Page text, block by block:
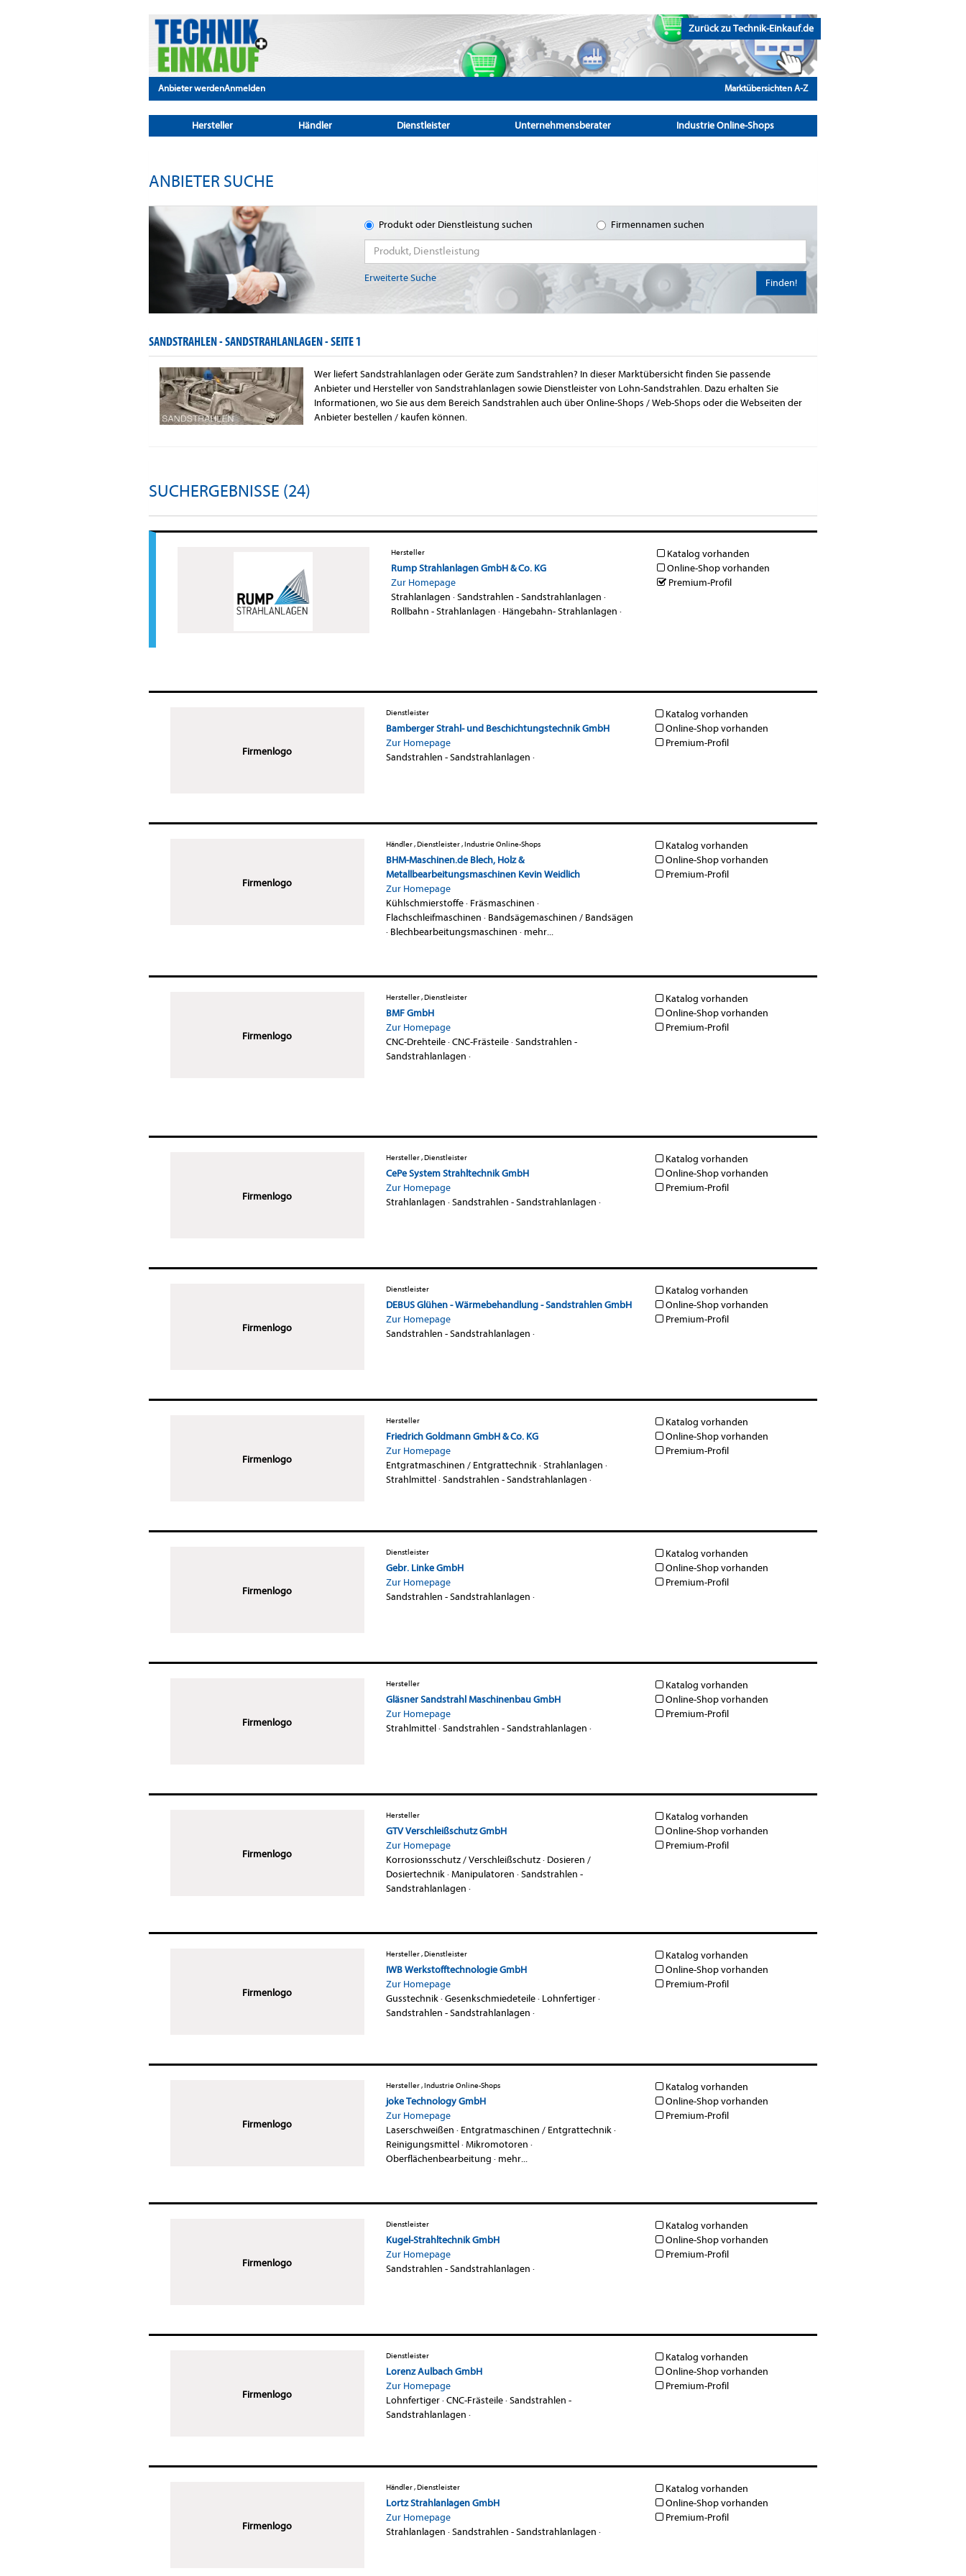
Zurück zu Technik-Einkauf.de
Anbieter werdenAnmelden Marktübersichten A-Z
Hersteller Händler Dienstleister Unternehmensberater Industrie Online-Shops
ANBIETER SUCHE
Produkt oder Dienstleistung suchen Firmennamen suchen
Erweiterte Suche Finden!
SANDSTRAHLEN - SANDSTRAHLANLAGEN -SEITE 1
Wer liefert Sandstrahlanlagen oder Geräte zum Sandstrahlen? In dieser Marktübersicht finden Sie passende
Anbieter und Hersteller von Sandstrahlanlagen sowie Dienstleister von Lohn-Sandstrahlen. Dazu erhalten Sie
Informationen, wo Sie aus dem Bereich Sandstrahlen auch über Online-Shops / Web-Shops oder die Webseiten der
Anbieter bestellen / kaufen können.
SUCHERGEBNISSE (24)
Hersteller
Rump Strahlanlagen GmbH & Co. KG
Zur Homepage
Strahlanlagen ·Sandstrahlen - Sandstrahlanlagen ·
Rollbahn - Strahlanlagen · Hängebahn- Strahlanlagen ·
Katalog vorhanden
Online-Shop vorhanden
Premium-Profil
Firmenlogo
Dienstleister
Bamberger Strahl- und Beschichtungstechnik GmbH
Zur Homepage
Sandstrahlen - Sandstrahlanlagen ·
Katalog vorhanden
Online-Shop vorhanden
Premium-Profil
Firmenlogo
Händler , Dienstleister , Industrie Online-Shops
BHM-Maschinen.de Blech, Holz &
Metallbearbeitungsmaschinen Kevin Weidlich
Zur Homepage
Kühlschmierstoffe· Fräsmaschinen ·
Flachschleifmaschinen · Bandsägemaschinen / Bandsägen
· Blechbearbeitungsmaschinen · mehr...
Katalog vorhanden
Online-Shop vorhanden
Premium-Profil
Firmenlogo
Hersteller , Dienstleister
BMF GmbH
Zur Homepage
CNC-Drehteile·CNC-Frästeile·Sandstrahlen -
Sandstrahlanlagen ·
Katalog vorhanden
Online-Shop vorhanden
Premium-Profil
Firmenlogo
Hersteller , Dienstleister
CePe System Strahltechnik GmbH
Zur Homepage
Strahlanlagen ·Sandstrahlen - Sandstrahlanlagen ·
Katalog vorhanden
Online-Shop vorhanden
Premium-Profil
Firmenlogo
Dienstleister
DEBUS Glühen - Wärmebehandlung - Sandstrahlen GmbH
Zur Homepage
Sandstrahlen - Sandstrahlanlagen ·
Katalog vorhanden
Online-Shop vorhanden
Premium-Profil
Firmenlogo
Hersteller
Friedrich Goldmann GmbH & Co. KG
Zur Homepage
Entgratmaschinen / Entgrattechnik·Strahlanlagen ·
Strahlmittel·Sandstrahlen - Sandstrahlanlagen ·
Katalog vorhanden
Online-Shop vorhanden
Premium-Profil
Firmenlogo
Dienstleister
Gebr. Linke GmbH
Zur Homepage
Sandstrahlen - Sandstrahlanlagen ·
Katalog vorhanden
Online-Shop vorhanden
Premium-Profil
Firmenlogo
Hersteller
Gläsner Sandstrahl Maschinenbau GmbH
Zur Homepage
Strahlmittel·Sandstrahlen - Sandstrahlanlagen ·
Katalog vorhanden
Online-Shop vorhanden
Premium-Profil
Firmenlogo
Hersteller
GTV Verschleißschutz GmbH
Zur Homepage
Korrosionsschutz / Verschleißschutz· Dosieren /
Dosiertechnik·Manipulatoren ·Sandstrahlen -
Sandstrahlanlagen ·
Katalog vorhanden
Online-Shop vorhanden
Premium-Profil
Firmenlogo
Hersteller , Dienstleister
IWB Werkstofftechnologie GmbH
Zur Homepage
Gusstechnik·Gesenkschmiedeteile· Lohnfertiger·
Sandstrahlen - Sandstrahlanlagen ·
Katalog vorhanden
Online-Shop vorhanden
Premium-Profil
Firmenlogo
Hersteller , Industrie Online-Shops
joke Technology GmbH
Zur Homepage
Laserschweißen · Entgratmaschinen / Entgrattechnik·
Reinigungsmittel·Mikromotoren ·
Oberflächenbearbeitung · mehr...
Katalog vorhanden
Online-Shop vorhanden
Premium-Profil
Firmenlogo
Dienstleister
Kugel-Strahltechnik GmbH
Zur Homepage
Sandstrahlen - Sandstrahlanlagen ·
Katalog vorhanden
Online-Shop vorhanden
Premium-Profil
Firmenlogo
Dienstleister
Lorenz Aulbach GmbH
Zur Homepage
Lohnfertiger·CNC-Frästeile·Sandstrahlen -
Sandstrahlanlagen ·
Katalog vorhanden
Online-Shop vorhanden
Premium-Profil
Firmenlogo
Händler , Dienstleister
Lortz Strahlanlagen GmbH
Zur Homepage
Strahlanlagen ·Sandstrahlen - Sandstrahlanlagen ·
Katalog vorhanden
Online-Shop vorhanden
Premium-Profil